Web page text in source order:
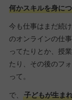
何かスキルを身に
今も仕事はまだ続
のオンラインの仕
ってたりとか、授
たり、その後のフ
って。
で、
子どもが生ま